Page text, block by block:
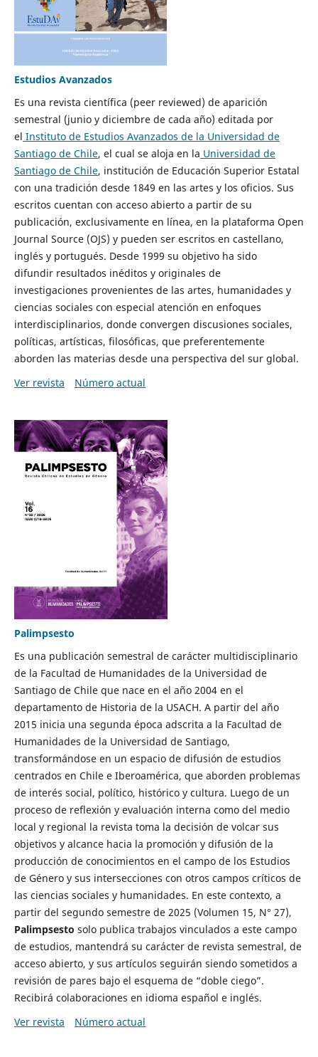
Estudios Avanzados
Es una revista científica (peer reviewed) de aparición
semestral (junio y diciembre de cada año) editada por
el Instituto de Estudios Avanzados de la Universidad de
Santiago de Chile, el cual se aloja en la Universidad de
Santiago de Chile, institución de Educación Superior Estatal
con una tradición desde 1849 en las artes y los oficios. Sus
escritos cuentan con acceso abierto a partir de su
publicación, exclusivamente en línea, en la plataforma Open
Journal Source (OJS) y pueden ser escritos en castellano,
inglés y portugués. Desde 1999 su objetivo ha sido
difundir resultados inéditos y originales de
investigaciones provenientes de las artes, humanidades y
ciencias sociales con especial atención en enfoques
interdisciplinarios, donde convergen discusiones sociales,
políticas, artísticas, filosóficas, que preferentemente
aborden las materias desde una perspectiva del sur global.
Ver revista
Número actual
Palimpsesto
Es una publicación semestral de carácter multidisciplinario
de la Facultad de Humanidades de la Universidad de
Santiago de Chile que nace en el año 2004 en el
departamento de Historia de la USACH. A partir del año
2015 inicia una segunda época adscrita a la Facultad de
Humanidades de la Universidad de Santiago,
transformándose en un espacio de difusión de estudios
centrados en Chile e Iberoamérica, que aborden problemas
de interés social, político, histórico y cultura. Luego de un
proceso de reflexión y evaluación interna como del medio
local y regional la revista toma la decisión de volcar sus
objetivos y alcance hacia la promoción y difusión de la
producción de conocimientos en el campo de los Estudios
de Género y sus intersecciones con otros campos críticos de
las ciencias sociales y humanidades. En este contexto, a
partir del segundo semestre de 2025 (Volumen 15, N° 27),
Palimpsesto solo publica trabajos vinculados a este campo
de estudios, mantendrá su carácter de revista semestral, de
acceso abierto, y sus artículos seguirán siendo sometidos a
revisión de pares bajo el esquema de “doble ciego”.
Recibirá colaboraciones en idioma español e inglés.
Ver revista
Número actual